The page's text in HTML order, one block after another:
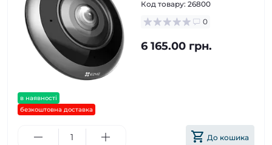
в наявності
безкоштовна доставка
Код товару: 26800
0
6 165.00 грн.
До кошика